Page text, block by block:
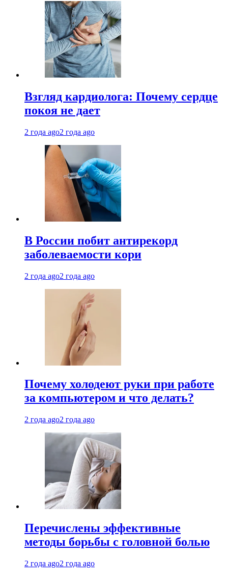
Взгляд кардиолога: Почему сердце
покоя не дает
2 года ago2 года ago
В России побит антирекорд
заболеваемости кори
2 года ago2 года ago
Почему холодеют руки при работе
за компьютером и что делать?
2 года ago2 года ago
Перечислены эффективные
методы борьбы с головной болью
2 года ago2 года ago